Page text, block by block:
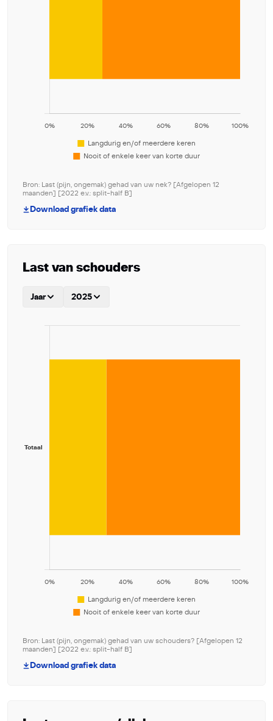
Bron: Last (pijn, ongemak) gehad van uw nek? [Afgelopen 12
maanden] [2022 e.v.: split-half B]
Download grafiek data
Last van schouders
Jaar 2025
Bron: Last (pijn, ongemak) gehad van uw schouders? [Afgelopen 12
maanden] [2022 e.v.: split-half B]
Download grafiek data